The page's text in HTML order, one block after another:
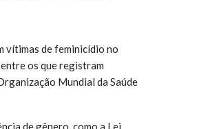
vítimas de feminicídio no
os que registram
Mundial da Saúde
de gênero, como a Lei